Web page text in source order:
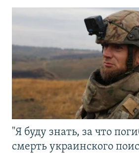
"Я буду знать, за что
смерть украинского